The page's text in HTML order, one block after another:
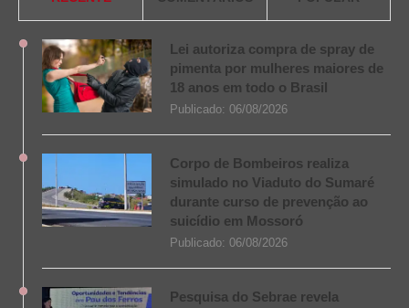
Lei autoriza compra de spray de
pimenta por mulheres maiores de
18 anos em todo o Brasil
Publicado: 06/08/2026
Corpo de Bombeiros realiza
simulado no Viaduto do Sumaré
durante curso de prevenção ao
suicídio em Mossoró
Publicado: 06/08/2026
Pesquisa do Sebrae revela